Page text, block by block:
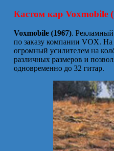
Кастом кар Voxmobile
Voxmobile (1967).
по заказу компании VOX. На
огромный усилителем на
различных размеров и
одновременно до 32 гитар.